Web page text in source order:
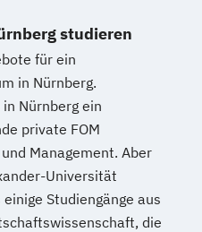
studieren
für ein
in Nürnberg.
Nürnberg ein
private FOM
Management. Aber
Universität
Studiengänge aus
die